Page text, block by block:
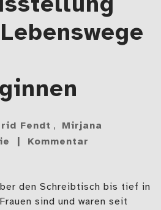
Fendt ,
Mirjana
Kommentar
den Schreibtisch bis tief in
sind und waren seit